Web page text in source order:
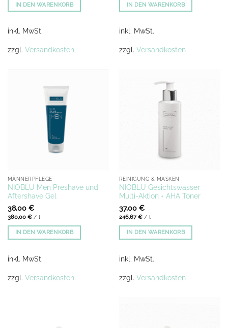
IN DEN WARENKORB
inkl. MwSt.
zzgl. Versandkosten
IN DEN WARENKORB
inkl. MwSt.
zzgl. Versandkosten
MÄNNERPFLEGE
NIOBLU Men Preshave und
Aftershave Gel
38,00 €
380,00 €/ l
IN DEN WARENKORB
inkl. MwSt.
zzgl. Versandkosten
REINIGUNG & MASKEN
NIOBLU Gesichtswasser
Multi-Aktion + AHA Toner
37,00 €
246,67€/ l
IN DEN WARENKORB
inkl. MwSt.
zzgl. Versandkosten